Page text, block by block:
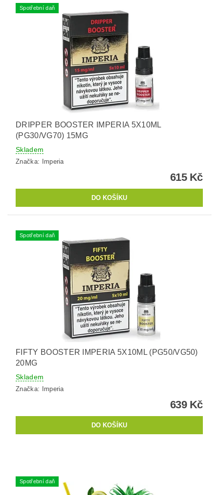
Spotřební daň
DRIPPER BOOSTER IMPERIA 5X10ML
(PG30/VG70) 15MG
Skladem
Značka: Imperia
615 Kč
Spotřební daň
FIFTY BOOSTER IMPERIA 5X10ML (PG50/VG50)
20MG
Skladem
Značka: Imperia
639 Kč
Spotřební daň